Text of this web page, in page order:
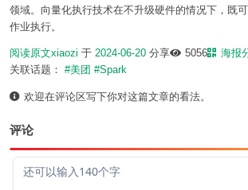
领域。向量化执行技术在不升级硬件的情况下，既
作业执行。
阅读原文xiaozi 于 2024-06-20 分享 5056
海报
关联话题： #美团 #Spark
欢迎在评论区写下你对这篇文章的看法。
评论